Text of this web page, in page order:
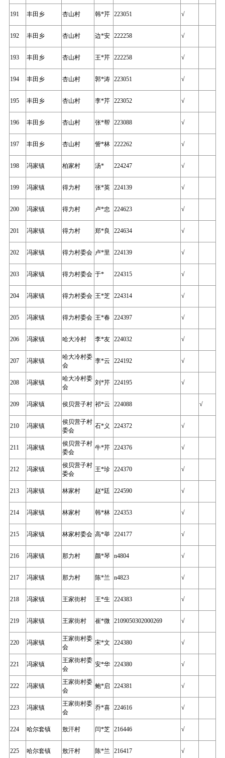
191 丰田乡 杏山村 韩*芹 223051 √
192 丰田乡 杏山村 边*安 222258 √
193 丰田乡 杏山村 王*芹 222258 √
194 丰田乡 杏山村 郭*涛 223051 √
195 丰田乡 杏山村 李*芹 223052 √
196 丰田乡 杏山村 张*帮 223088 √
197 丰田乡 杏山村 訾*林 222262 √
198 冯家镇 柏家村 汤* 224247 √
199 冯家镇 得力村 张*英 224139 √
200 冯家镇 得力村 卢*忠 224623 √
201 冯家镇 得力村 郑*良 224634 √
202 冯家镇 得力村委会 卢*里 224139 √
203 冯家镇 得力村委会 于* 224315 √
204 冯家镇 得力村委会 王*芝 224314 √
205 冯家镇 得力村委会 王*春 224397 √
206 冯家镇 哈大冷村 李*友 224032 √
207 冯家镇
哈大冷村委
会
李*云 224192 √
208 冯家镇
哈大冷村委
会
刘*芹 224195 √
209 冯家镇 侯贝营子村 祁*云 224088 √
210 冯家镇
侯贝营子村
委会
石*义 224372 √
211 冯家镇
侯贝营子村
委会
牛*芹 224376 √
212 冯家镇
侯贝营子村
委会
王*珍 224370 √
213 冯家镇 林家村 赵*廷 224590 √
214 冯家镇 林家村 韩*林 224353 √
215 冯家镇 林家村委会 高*举 224177 √
216 冯家镇 那力村 颜*琴 n4804 √
217 冯家镇 那力村 陈*兰 n4823 √
218 冯家镇 王家街村 王*生 224383 √
219 冯家镇 王家街村 崔*微 2109050302000269 √
220 冯家镇
王家街村委
会
宋*文 224380 √
221 冯家镇
王家街村委
会
安*华 224380 √
222 冯家镇
王家街村委
会
鲍*启 224381 √
223 冯家镇
王家街村委
会
乔*喜 224616 √
224 哈尔套镇 敖汗村 闫*芝 216446 √
225 哈尔套镇 敖汗村 陈*兰 216417 √